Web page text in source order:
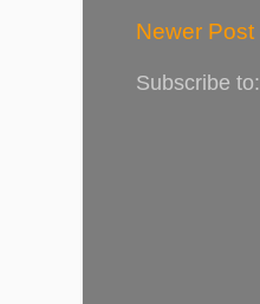
Newer Post
Subscribe to: